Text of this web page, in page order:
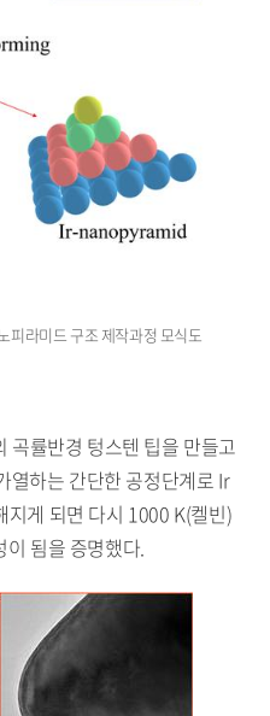
라미드 구조 제작과정 모식도
곡률반경 텅스텐 팁을 만들고
열하는 간단한 공정단계로 Ir
지게 되면 다시 1000 K(켈빈)
됨을 증명했다.